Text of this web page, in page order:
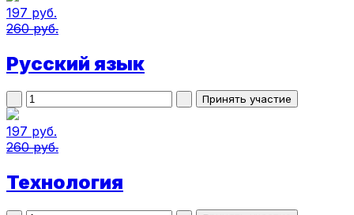
197 руб.
260 руб.
Русский язык
197 руб.
260 руб.
Технология